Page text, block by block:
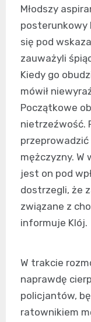
Młodszy
posterunkowy
się pod
zauważyli
Kiedy go
mówił
Początkowe
nietrzeźwość.
mężczyzny. W
jest on pod
dostrzegli, że
związane z
informuje Klój.
W trakcie
naprawdę
policjantów,
ratownikiem